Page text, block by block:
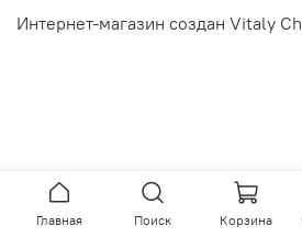
Интернет-магазин создан Vitaly Ch
Главная Поиск Корзина